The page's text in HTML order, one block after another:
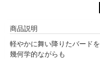
商品説明
軽やかに舞い降りたバードを
幾何学的ながらも